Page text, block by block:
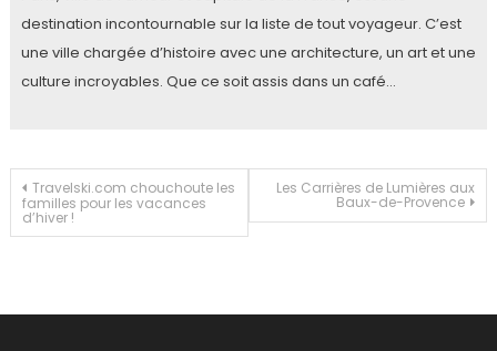
destination incontournable sur la liste de tout voyageur. C’est
une ville chargée d’histoire avec une architecture, un art et une
culture incroyables. Que ce soit assis dans un café…
Navigation
de
Travelski.com chouchoute les
familles pour les vacances
d’hiver !
Les Carrières de Lumières aux
Baux-de-Provence